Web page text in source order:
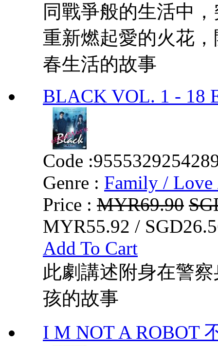
同戰爭般的生活中
重新燃起愛的火花
春生活的故事
BLACK VOL. 1 - 18
Code :
Genre : Family / Love
Price : MYR69.90
MYR55.92 /
Add To Cart
此劇講述附身在警
孩的故事
I M NOT A ROBOT